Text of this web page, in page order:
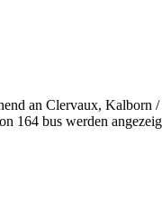
an Clervaux,
164 bus werden